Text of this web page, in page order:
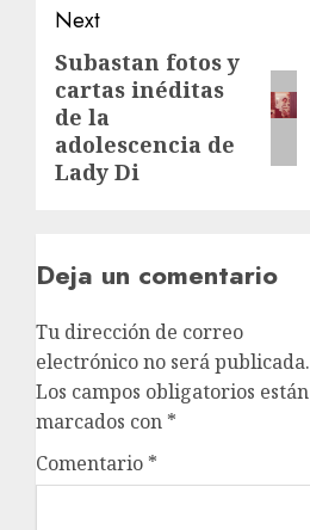
Next
Subastan fotos y
cartas inéditas
de la
adolescencia de
Lady Di
Deja un comentario
Tu dirección de correo
electrónico no será publicada.
Los campos obligatorios están
marcados con *
Comentario *